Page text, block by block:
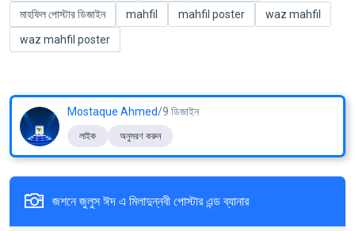
মাহফিল পোস্টার ডিজাইন
mahfil mahfil poster
waz mahfil
waz mahfil poster
Mostaque Ahmed/9 ডিজাইন
লাইক অনুসরণ করুন
জশনে জুলুস ঈদ এ মিলাদুন্নবী পোস্টার এন্ড ব্যানার